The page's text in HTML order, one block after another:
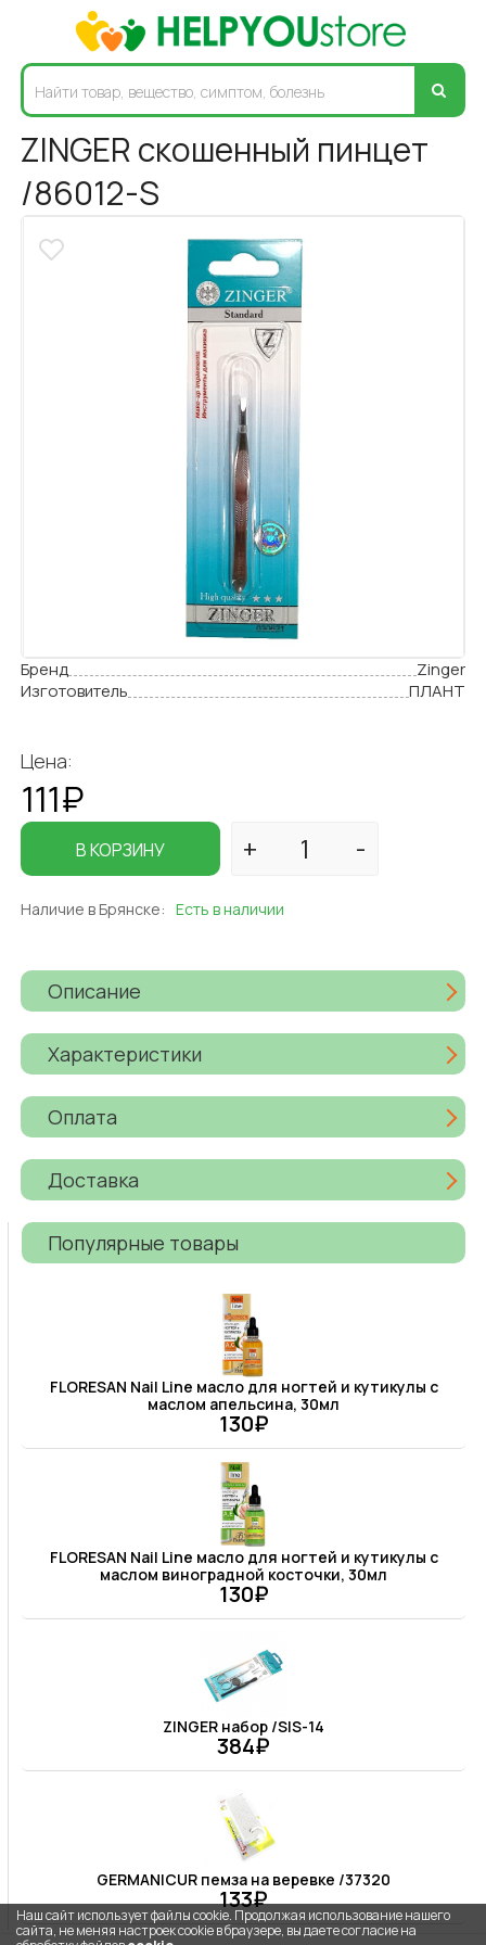
ZINGER скошенный пинцет
/86012-S
Бренд
Zinger
Изготовитель
ПЛАНТ
Цена:
111₽
В КОРЗИНУ
Наличие в Брянске: Есть в наличии
Описание
Характеристики
Оплата
Доставка
Популярные товары
FLORESAN Nail Line масло для ногтей и кутикулы с
маслом апельсина, 30мл
130₽
FLORESAN Nail Line масло для ногтей и кутикулы с
маслом виноградной косточки, 30мл
130₽
ZINGER набор /SIS-14
384₽
GERMANICUR пемза на веревке /37320
133₽
Наш сайт использует файлы cookie. Продолжая использование нашего
сайта, не меняя настроек cookie в браузере, вы даете согласие на